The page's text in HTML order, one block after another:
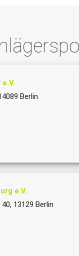
Berlin
e.V.
13129 Berlin